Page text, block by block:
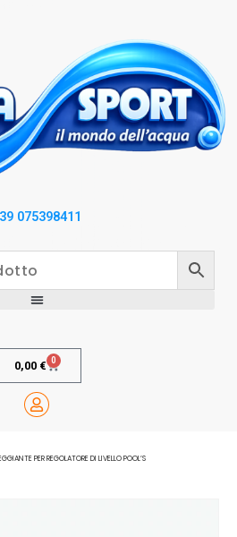
075398411
0,00 € 0
PER REGOLATORE DI LIVELLO POOL’S